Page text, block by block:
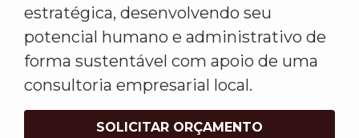
estratégica, desenvolvendo seu
potencial humano e administrativo de
forma sustentável com apoio de uma
consultoria empresarial local.
SOLICITAR ORÇAMENTO